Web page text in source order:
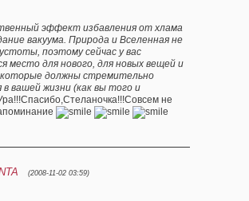
эффект избавления от хлама
вакуума. Природа и Вселенная не
поэтому сейчас у вас
место для нового, для новых вещей и
должны стремительно
в вашей жизни (как вы того и
не
(2008-11-02 03:59)